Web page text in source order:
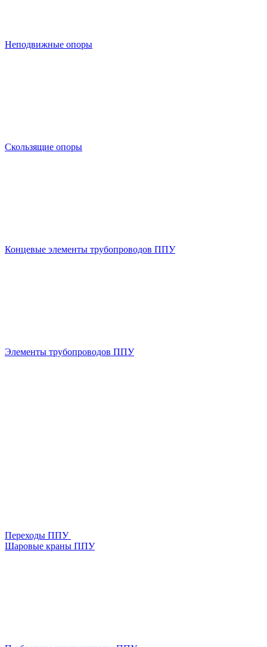
Неподвижные опоры
Скользящие опоры
Концевые элементы трубопроводов ППУ
Элементы трубопроводов ППУ
Переходы ППУ
Шаровые краны ППУ